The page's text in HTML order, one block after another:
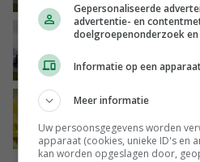
ForFarmers
15-03-2022
Omzet
24-02-2022
Gepersonaliseerde
advertentie- en
doelgroepenonderzoek
Informatie op een
Meer informatie
Uw persoonsgegevens worden
apparaat (cookies, unieke ID's en
kan worden opgeslagen door,